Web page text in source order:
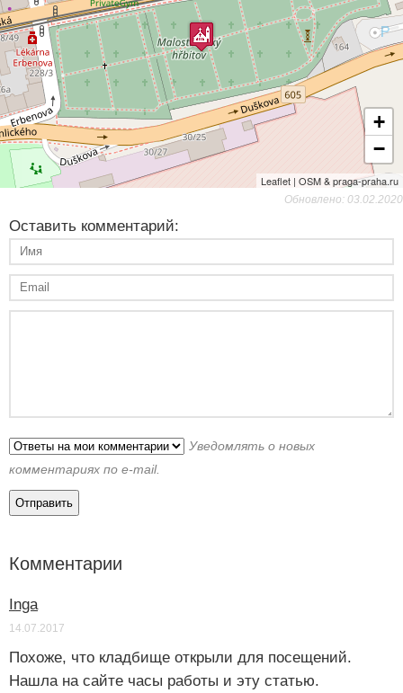
+
−
Leaflet | OSM & praga-praha.ru
Обновлено: 03.02.2020
Оставить комментарий:
Уведомлять о новых
комментариях по e-mail.
Комментарии
Inga
14.07.2017
Похоже, что кладбище открыли для посещений.
Нашла на сайте часы работы и эту статью.